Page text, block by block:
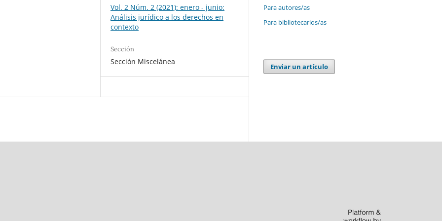
Vol. 2 Núm. 2 (2021): enero - junio:
Análisis jurídico a los derechos en
contexto
Sección
Sección Miscelánea
Para autores/as
Para bibliotecarios/as
Enviar un artículo